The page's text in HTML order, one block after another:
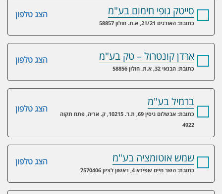
הצג טלפון סייטק גופי חימום בע"מ
כתובת: האורגים 21/21, א.ת. חולון 58857
הצג טלפון ארדן קונטרול – טק בע"מ
כתובת: הבנאי 32, א.ת. חולון 58856
הצג טלפון
ברמיל בע"מ
כתובת: אבשלום גיסין 69, ת.ד. 10215, ק. אריה, פתח תקוה
4922
הצג טלפון שמש אוטומציה בע"מ
כתובת: השר חיים שפירא 4, ראשון לציון 7570406